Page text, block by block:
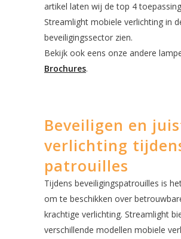
artikel laten wij de top 4
Streamlight mobiele verlichting in
beveiligingssector zien.
Bekijk ook eens onze andere
Brochures.
Beveiligen en
verlichting
patrouilles
Tijdens beveiligingspatrouilles is
om te beschikken over
krachtige verlichting. Streamlight
verschillende modellen mobiele